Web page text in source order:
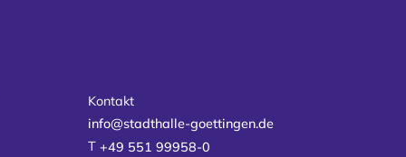
Kontakt
info@stadthalle-goettingen.de
T +49 551 99958-0